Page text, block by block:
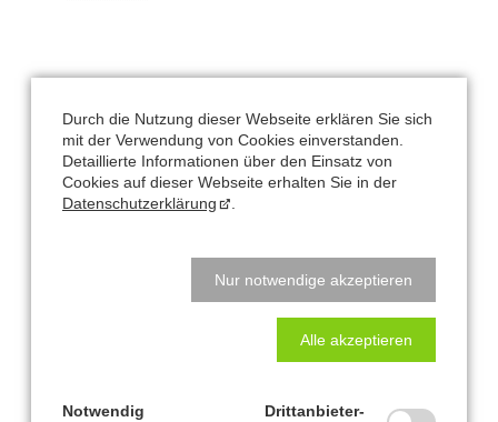
CANTIENICA ®-STUDIO Nataly Leufgen
Kaarst – Düsseldorf
Klausnerstraße 26
41564 Kaarst
Studio-Adresse in Kaarst:
Durch die Nutzung dieser Webseite erklären Sie sich
mit der Verwendung von Cookies einverstanden.
Detaillierte Informationen über den Einsatz von
Cookies auf dieser Webseite erhalten Sie in der
Datenschutzerklärung
Nur notwendige akzeptieren
Alle akzeptieren
Notwendig
Drittanbieter-